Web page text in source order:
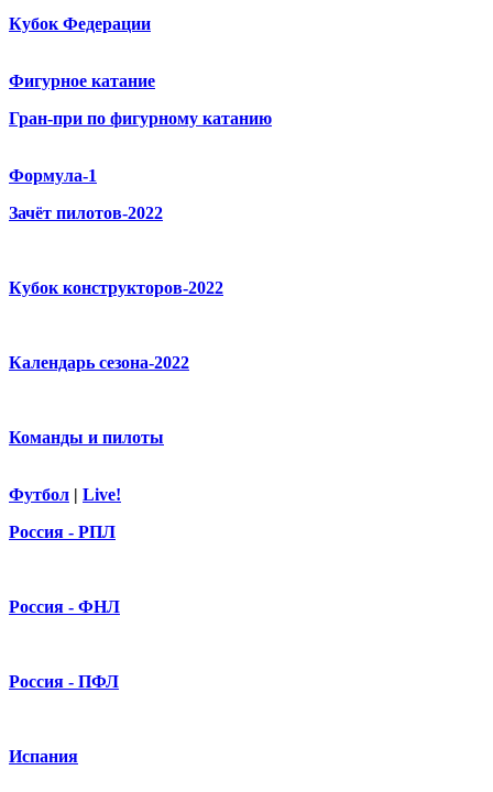
Кубок Федерации
Фигурное катание
Гран-при по фигурному катанию
Формула-1
Зачёт пилотов-2022
Кубок конструкторов-2022
Календарь сезона-2022
Команды и пилоты
Футбол | Live!
Россия - РПЛ
Россия - ФНЛ
Россия - ПФЛ
Испания